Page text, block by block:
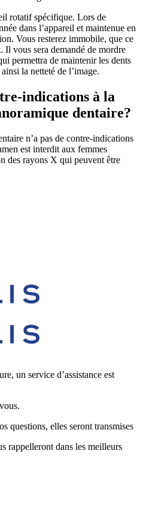
rotatif spécifique. Lors de
dans l’appareil et maintenue en
Vous resterez immobile, que ce
Il vous sera demandé de mordre
permettra de maintenir les dents
la netteté de l’image.
indications à la
dentaire?
n’a pas de contre-indications
est interdit aux femmes
des rayons X qui peuvent être
un service d’assistance est
questions, elles seront transmises
rappelleront dans les meilleurs